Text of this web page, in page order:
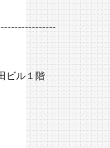
ビル１階